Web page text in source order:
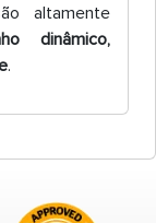
altamente
dinâmico,
.